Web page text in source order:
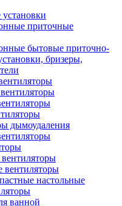
приточные
бытовые приточно-
бризеры,
дымоудаления
вентиляторы
настольные
ванной